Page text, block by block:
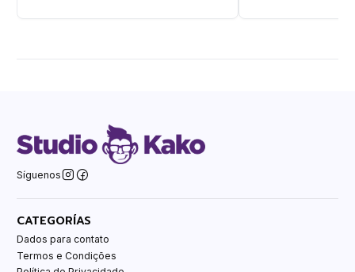
Síguenos
CATEGORÍAS
Dados para contato
Termos e Condições